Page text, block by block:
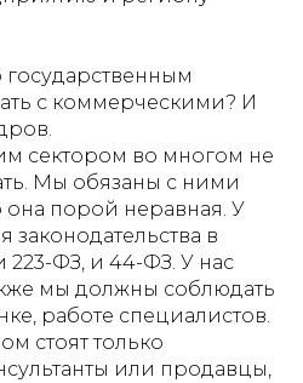
с коммерческими? И
сектором во многом не
Мы обязаны с ними
она порой неравная. У
законодательства в
223-ФЗ, и 44-ФЗ. У нас
мы должны соблюдать
работе специалистов.
стоят только
или продавцы,